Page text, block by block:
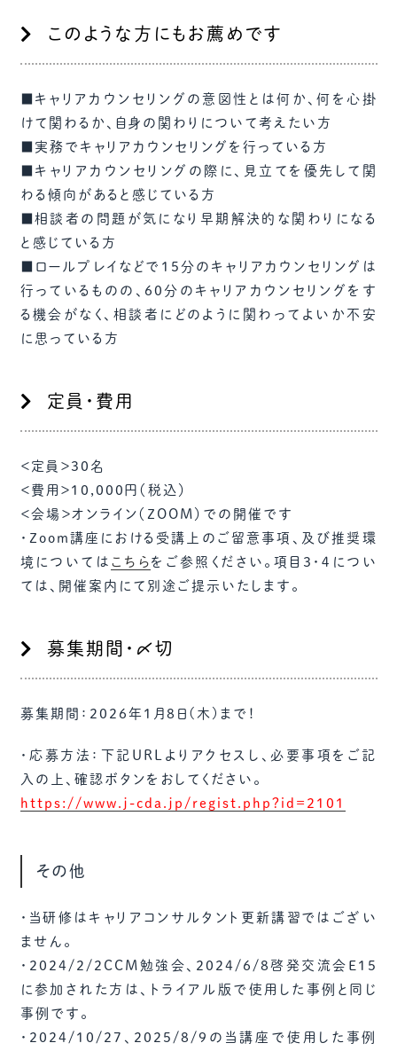
このような方にもお薦めです
■キャリアカウンセリングの意図性とは何か、何を心掛
けて関わるか、自身の関わりについて考えたい方
■実務でキャリアカウンセリングを行っている方
■キャリアカウンセリングの際に、見立てを優先して関
わる傾向があると感じている方
■相談者の問題が気になり早期解決的な関わりになる
と感じている方
■ロールプレイなどで15分のキャリアカウンセリングは
行っているものの、60分のキャリアカウンセリングをす
る機会がなく、相談者にどのように関わってよいか不安
に思っている方
定員・費用
＜定員＞30名
＜費用＞10,000円（税込）
＜会場＞オンライン（ZOOM）での開催です
・Zoom講座における受講上のご留意事項、及び推奨環
境については こちら をご参照ください。項目３・４につい
ては、開催案内にて別途ご提示いたします。
募集期間・〆切
募集期間：2026年1月8日(木)まで！
・応募方法：下記URLよりアクセスし、必要事項をご記
入の上、確認ボタンをおしてください。
https://www.j-cda.jp/regist.php?id=2101
その他
・当研修はキャリアコンサルタント更新講習ではござい
ません。
・2024/2/2CCM勉強会、2024/6/8啓発交流会E15
に参加された方は、トライアル版で使用した事例と同じ
事例です。
・2024/10/27、2025/8/9の当講座で使用した事例